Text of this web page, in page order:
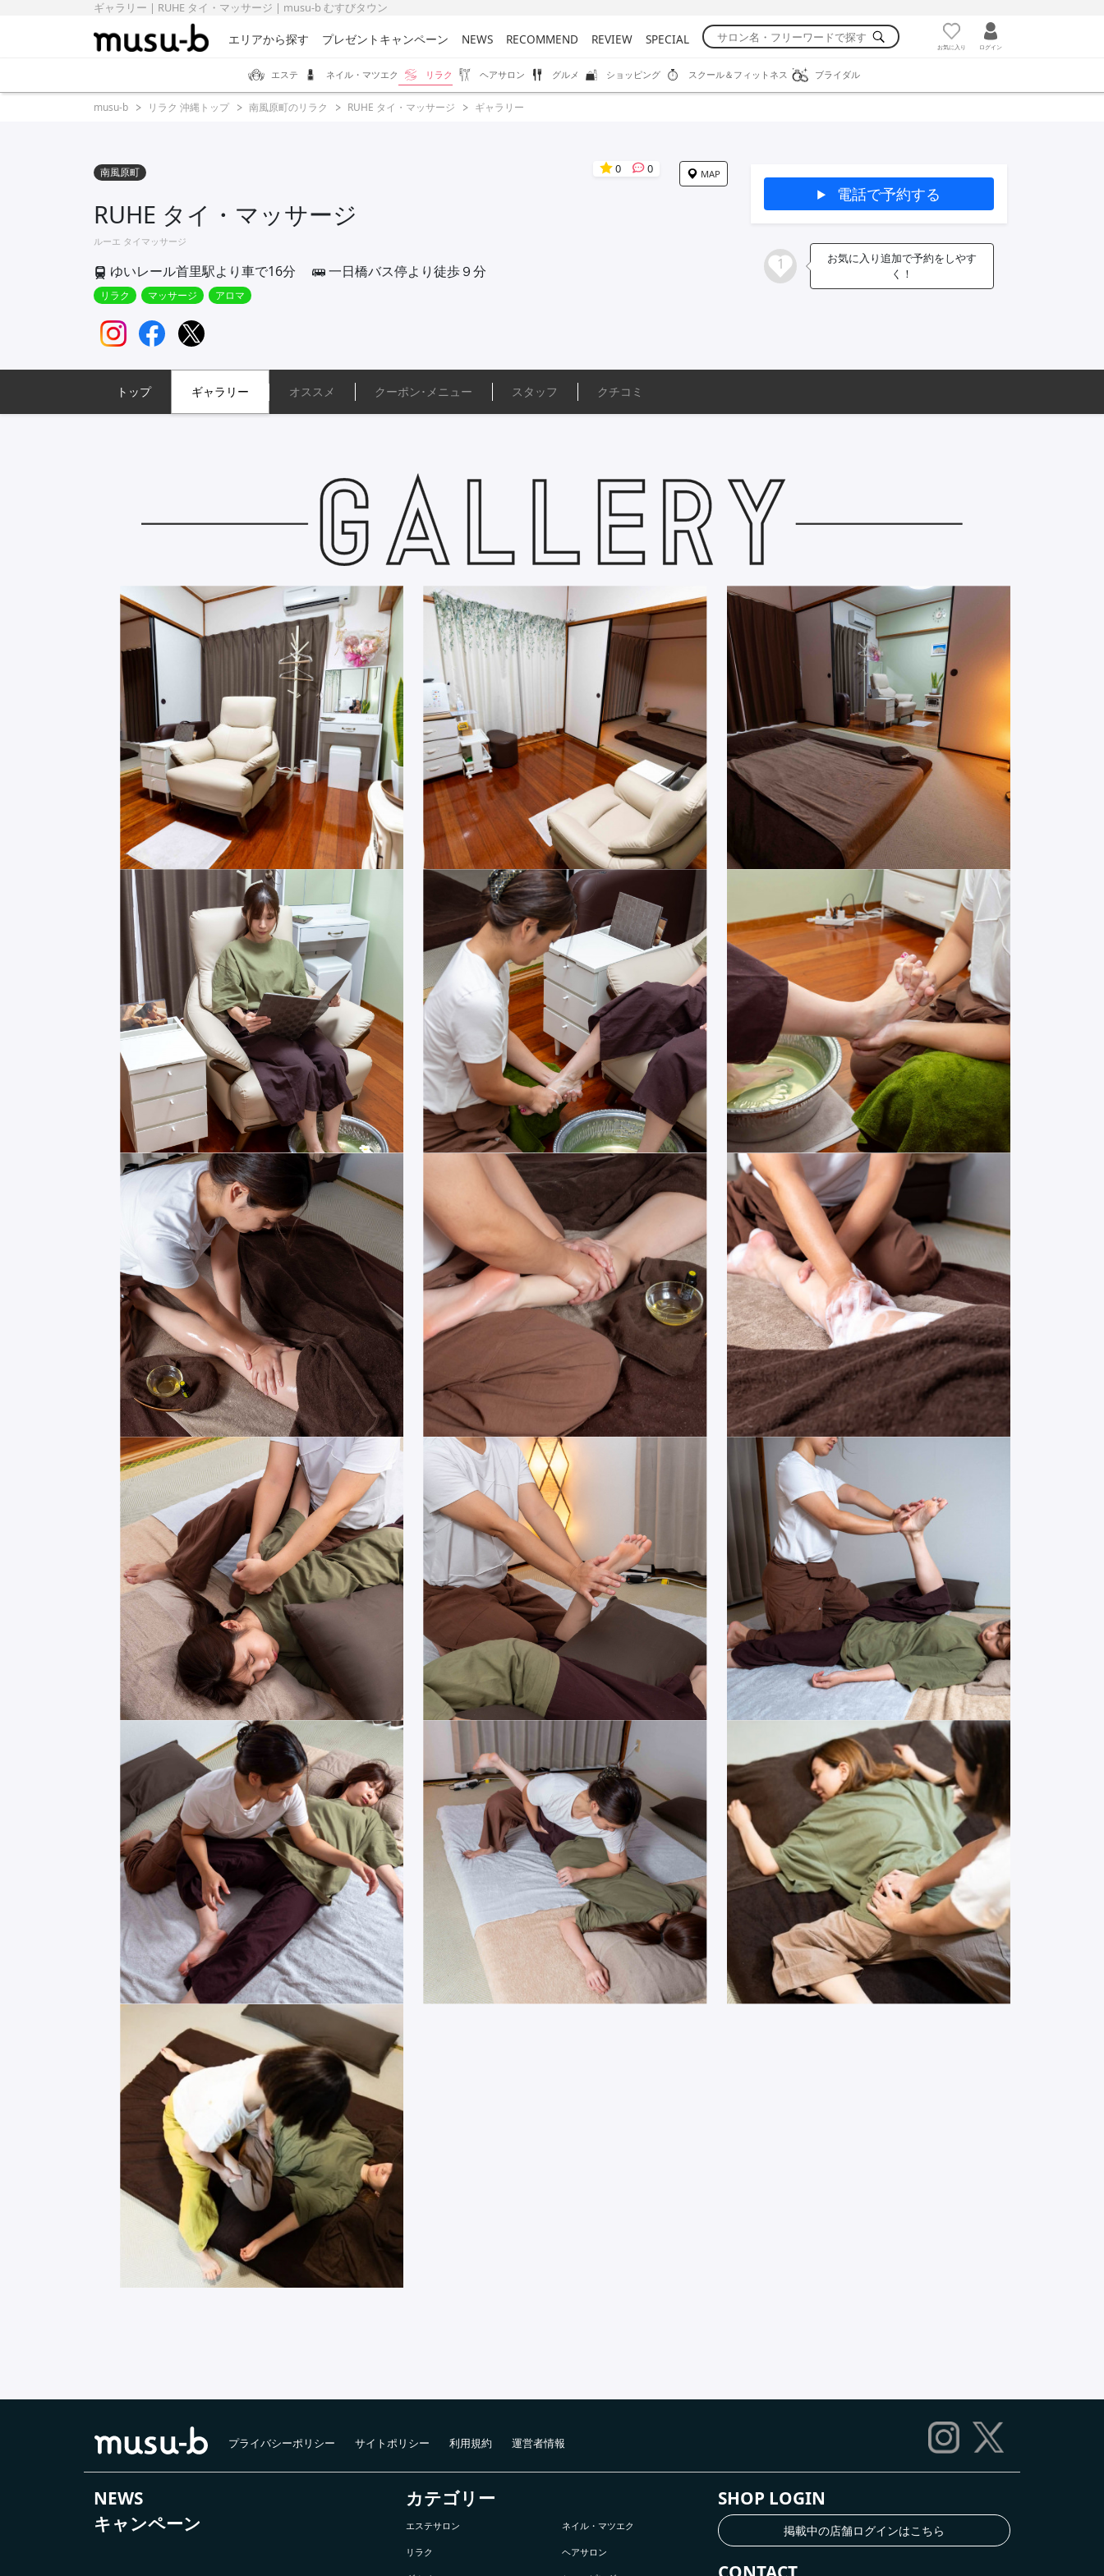
ギャラリー | RUHE タイ・マッサージ | musu-b むすびタウン
エリアから探す プレゼントキャンペーン NEWS RECOMMEND REVIEW SPECIAL お気に入り ログイン
エステ ネイル・マツエク リラク ヘアサロン グルメ ショッピング スクール＆フィットネス ブライダル
musu-b リラク 沖縄トップ 南風原町のリラク RUHE タイ・マッサージ ギャラリー
南風原町 0 0 MAP
RUHE タイ・マッサージ
ルーエ タイマッサージ
ゆいレール首里駅より車で16分 一日橋バス停より徒歩９分
リラク マッサージ アロマ
電話で予約する
1
お気に入り追加で予約をしやす
く！
トップ ギャラリー オススメ クーポン･ メニュー スタッフ クチコミ
プライバシーポリシー サイトポリシー 利用規約 運営者情報
NEWS
キャンペーン
カテゴリー
エステサロン ネイル・マツエク
リラク ヘアサロン
SHOP LOGIN
掲載中の店舗ログインはこちら